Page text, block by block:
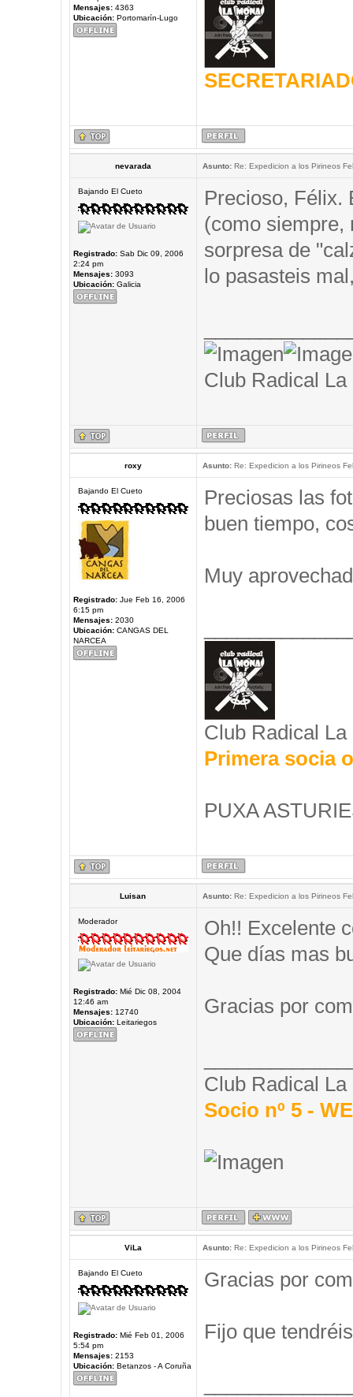
Mensajes:4363
Ubicación:Portomarín-Lugo
nevarada Asunto:Re: Expedicion a los Pirineos
Bajando El Cueto
Registrado:Sab Dic 09, 2006
2:24 pm
Mensajes:3093
Ubicación:Galicia
Precioso, Félix.
(como
sorpresa de
lo pasasteis
Club Radical La
roxy Asunto:Re: Expedicion a los Pirineos
Bajando El Cueto
Registrado:Jue Feb 16, 2006
6:15 pm
Mensajes:2030
Ubicación:CANGAS DEL
NARCEA
Preciosas las
buen tiempo,
Muy
Club Radical La
Primera socia
PUXA
Luisan Asunto:Re: Expedicion a los Pirineos
Moderador
Registrado:Mié Dic 08, 2004
12:46 am
Mensajes:12740
Ubicación:Leitariegos
Oh!! Excelente
Que días mas
Gracias por
Club Radical La
Socio nº 5 -
ViLa Asunto:Re: Expedicion a los Pirineos
Bajando El Cueto
Registrado:Mié Feb 01, 2006
5:54 pm
Mensajes:2153
Ubicación:Betanzos - A Coruña
Gracias por
Fijo que